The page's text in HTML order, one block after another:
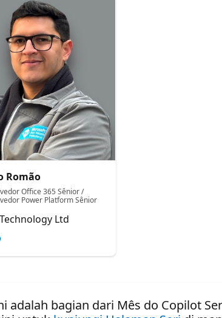
Romão
Office 365 Sênior /
Power Platform Sênior
Ltd
adalah bagian dari Mês do Copilot